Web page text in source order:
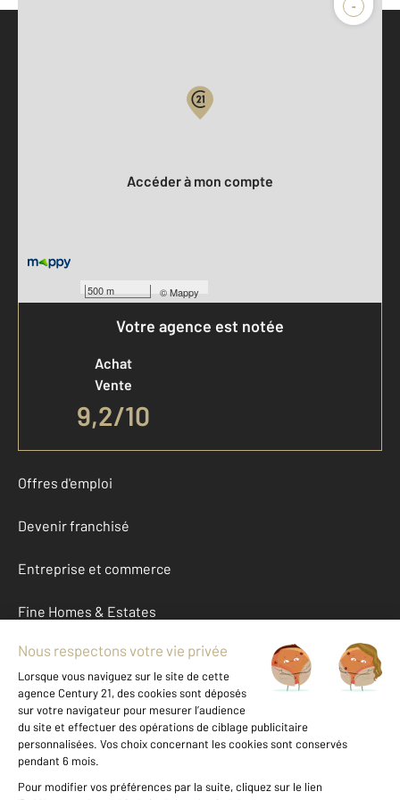
-
500 m ©Mappy
Accéder à mon compte
Votre agence est notée
Achat
Vente
9,2/10
Offres d'emploi
Devenir franchisé
Entreprise et commerce
Fine Homes & Estates
À propos
International
Nous contacter